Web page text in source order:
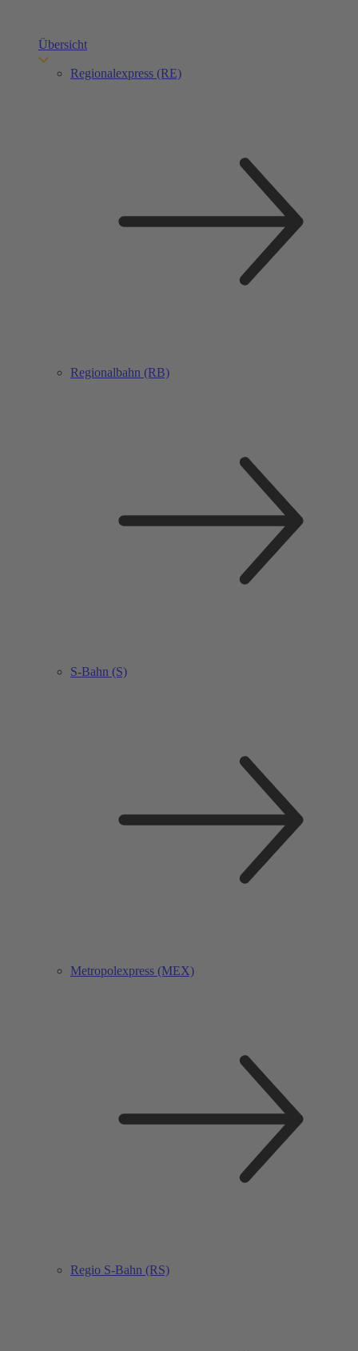
Übersicht
Regionalexpress (RE)
Regionalbahn (RB)
S-Bahn (S)
Metropolexpress (MEX)
Regio S-Bahn (RS)